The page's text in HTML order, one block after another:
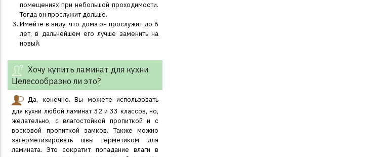
помещениях при небольшой проходимости.
Тогда он прослужит дольше.
Имейте в виду, что дома он прослужит до 6
лет, в дальнейшем его лучше заменить на
новый.
Хочу купить ламинат для кухни.
Целесообразно ли это?
Да, конечно. Вы можете использовать
для кухни любой ламинат 32 и 33 классов, но,
желательно, с влагостойкой пропиткой и с
восковой пропиткой замков. Также можно
загерметизировать швы герметиком для
ламината. Это сократит попадание влаги в